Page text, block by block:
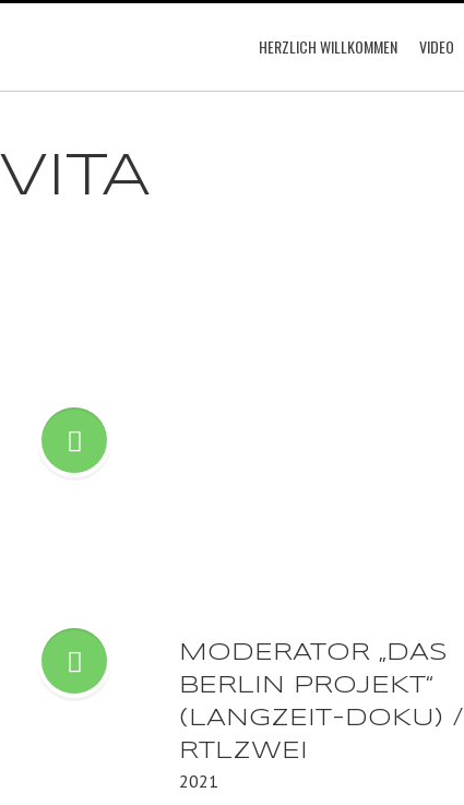
HERZLICH WILLKOMMEN VIDEO
VITA
MODERATOR „DAS
BERLIN PROJEKT“
(LANGZEIT-DOKU) /
RTLZWEI
2021